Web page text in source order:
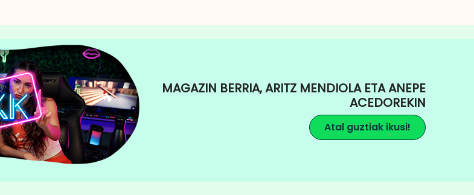
MAGAZIN BERRIA, ARITZ MENDIOLA ETA ANEPE
ACEDOREKIN
Atal guztiak ikusi!